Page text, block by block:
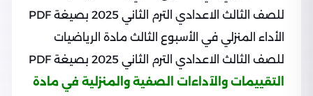
للصف الثالث الاعدادي الترم الثاني 2025 بصيغة PDF
الأداء المنزلي في الأسبوع الثالث مادة الرياضيات
للصف الثالث الاعدادي الترم الثاني 2025 بصيغة PDF
التقييمات والآداءات الصفية والمنزلية في مادة